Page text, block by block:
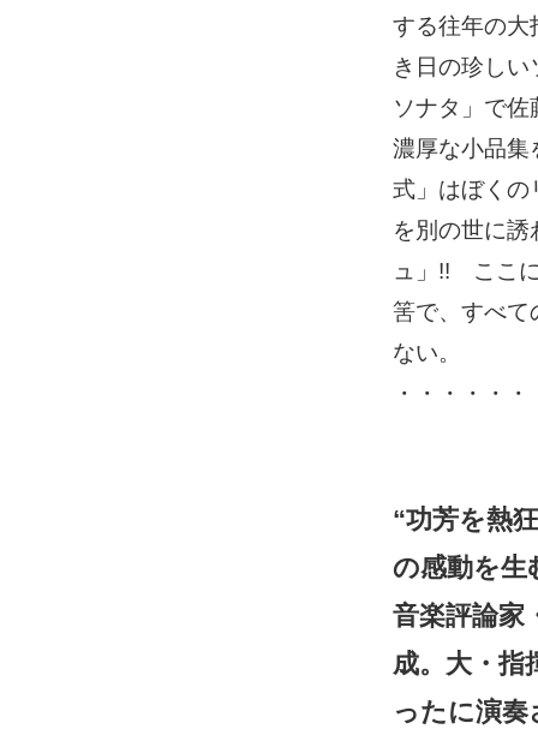
する往年の大
き日の珍し
ソナタ」で
濃厚な小品集
式」はぼくの
を別の世に
ュ」!! ここ
筈で、すべて
ない。
・・・・・
“功芳を熱
の感動を生
音楽評論家
成。大・指
ったに演